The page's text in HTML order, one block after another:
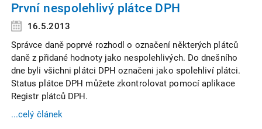
První nespolehlivý plátce DPH
16.5.2013
Správce daně poprvé rozhodl o označení některých plátců
daně z přidané hodnoty jako nespolehlivých. Do dnešního
dne byli všichni plátci DPH označeni jako spolehliví plátci.
Status plátce DPH můžete zkontrolovat pomocí aplikace
Registr plátců DPH.
...celý článek